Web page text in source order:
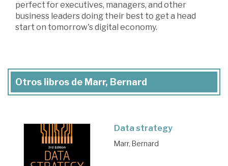
perfect for executives, managers, and other
business leaders doing their best to get a head
start on tomorrow's digital economy.
Otros libros de Marr, Bernard
Data strategy
Marr, Bernard